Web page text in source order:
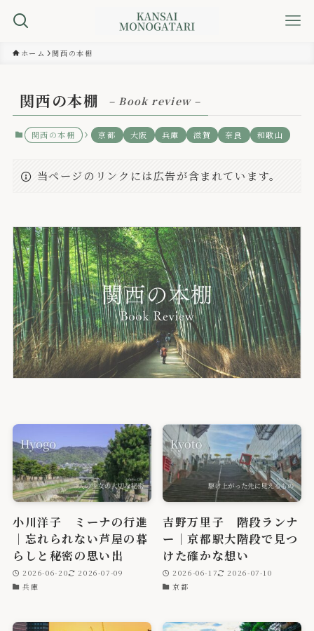
ホーム 関西の本棚
関西の本棚 – Book review –
関西の本棚 京都 大阪 兵庫 滋賀 奈良 和歌山
当ページのリンクには広告が含まれています。
小川洋子 ミーナの行進
｜忘れられない芦屋の暮
らしと秘密の思い出
2026-06-20
2026-07-09
兵庫
吉野万里子 階段ランナ
ー｜京都駅大階段で見つ
けた確かな想い
2026-06-17
2026-07-10
京都